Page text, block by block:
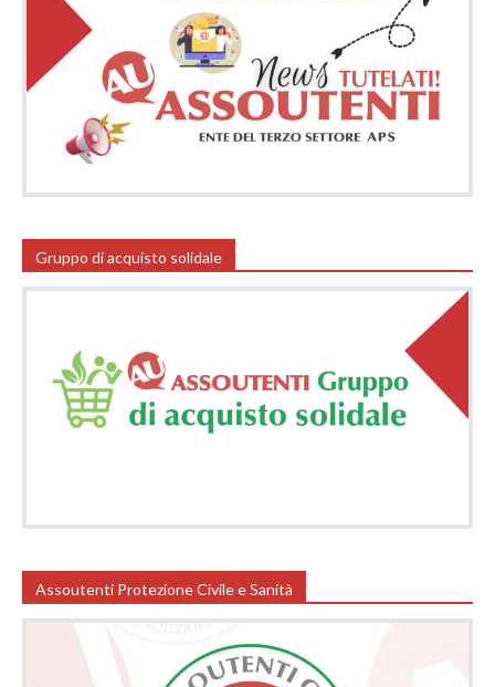
Gruppo di acquisto solidale
Assoutenti Protezione Civile e Sanità